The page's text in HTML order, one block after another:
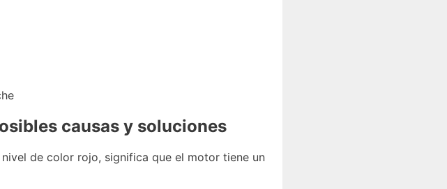
causas y soluciones
de color rojo, significa que el motor tiene un